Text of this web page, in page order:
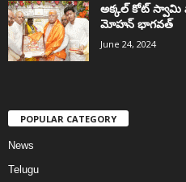
అక్కల్‌ కోట్‌ స్వామి
మోహన్ భాగవత్
June 24, 2024
POPULAR CATEGORY
News
Telugu